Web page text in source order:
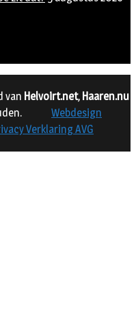
van Helvoirt.net, Haaren.nu
Webdesign
Verklaring AVG